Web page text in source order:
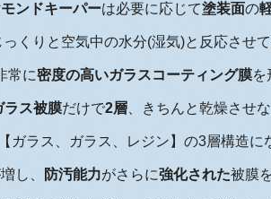
ンドキーパーは必要に応じて塗装面の
っくりと空気中の水分(湿気)と反応させ
常に密度の高いガラスコーティング膜を
ラス被膜だけで2層、きちんと乾燥させ
【ガラス、ガラス、レジン】の3層構造に
し、 防汚能力がさらに強化された被膜